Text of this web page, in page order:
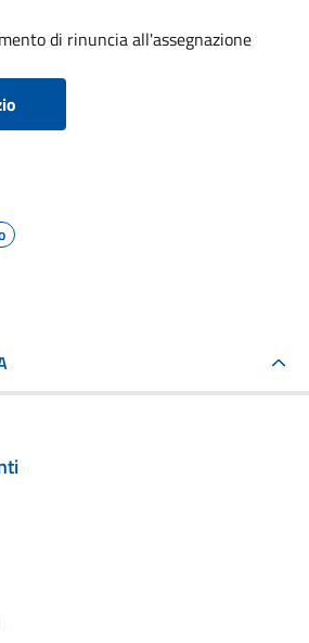
di rinuncia all'assegnazione